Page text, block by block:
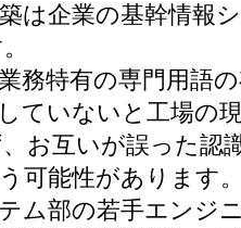
は企業の基幹情報
務特有の専門用語
ていないと工場の
お互いが誤った認
可能性があります
ム部の若手エンジ